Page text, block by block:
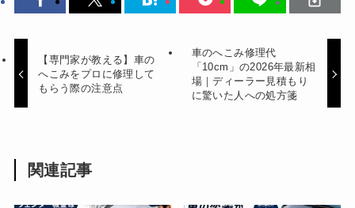
【専門家が教える】車の
へこみをプロに修理して
もらう際の注意点
車のへこみ修理代
「10cm」の2026年最新相
場｜ディーラー見積もり
に驚いた人への処方箋
関連記事